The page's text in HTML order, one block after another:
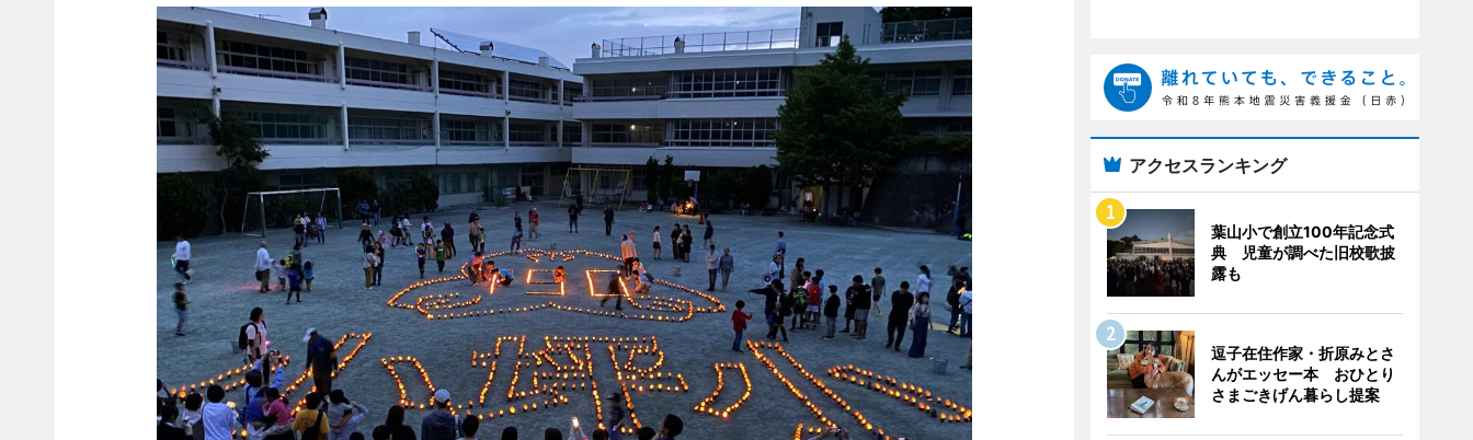
アクセスランキング
葉山小で創立100年記念式
典 児童が調べた旧校歌披
露も
逗子在住作家・折原みとさ
んがエッセー本 おひとり
さまごきげん暮らし提案